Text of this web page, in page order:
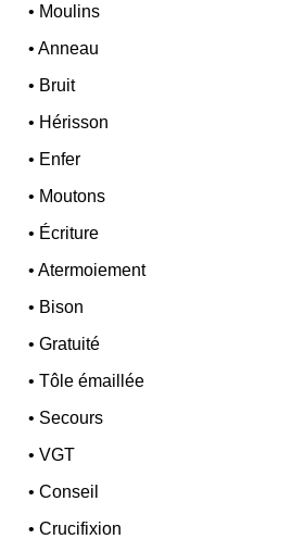
• Moulins
•Anneau
• Bruit
• Hérisson
• Enfer
• Moutons
• Écriture
•Atermoiement
• Bison
•Gratuité
•Tôle émaillée
• Secours
•VGT
•Conseil
•Crucifixion